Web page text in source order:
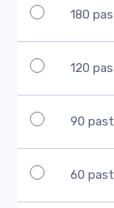
180
120
90
60